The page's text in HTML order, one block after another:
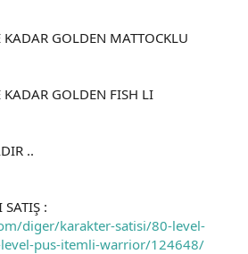
GOLDEN MATTOCKLU
GOLDEN FISH LI
..
:
diger/karakter-satisi/80-level-
pus-itemli-warrior/124648/